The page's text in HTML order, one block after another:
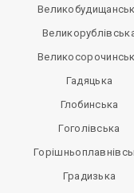
Гадяцька
Глобинська
Гоголівська
Градизька